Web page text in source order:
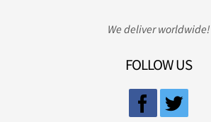
We deliver worldwide!
FOLLOW US